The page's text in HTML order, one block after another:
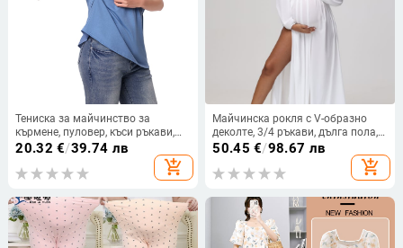
Тениска за майчинство за
кърмене, пуловер, къси ръкави,
кръгла яка, стегнат силует
20.32 €/39.74 лв
add_shopping_cart
Майчинска рокля с V-образно
деколте, 3/4 ръкави, дълга пола,
полиестер, едноцветна, с долен
50.45 €/98.67 лв
add_shopping_cart